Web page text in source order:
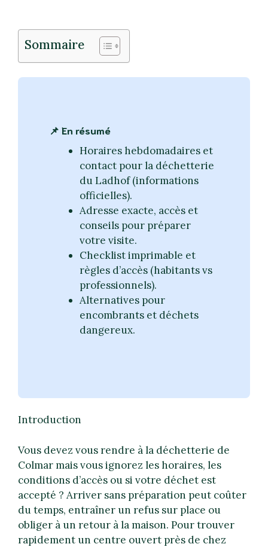
Sommaire
📌 En résumé
Horaires hebdomadaires et
contact pour la déchetterie
du Ladhof (informations
officielles).
Adresse exacte, accès et
conseils pour préparer
votre visite.
Checklist imprimable et
règles d’accès (habitants vs
professionnels).
Alternatives pour
encombrants et déchets
dangereux.
Introduction
Vous devez vous rendre à la déchetterie de
Colmar mais vous ignorez les horaires, les
conditions d’accès ou si votre déchet est
accepté ? Arriver sans préparation peut coûter
du temps, entraîner un refus sur place ou
obliger à un retour à la maison. Pour trouver
rapidement un centre ouvert près de chez